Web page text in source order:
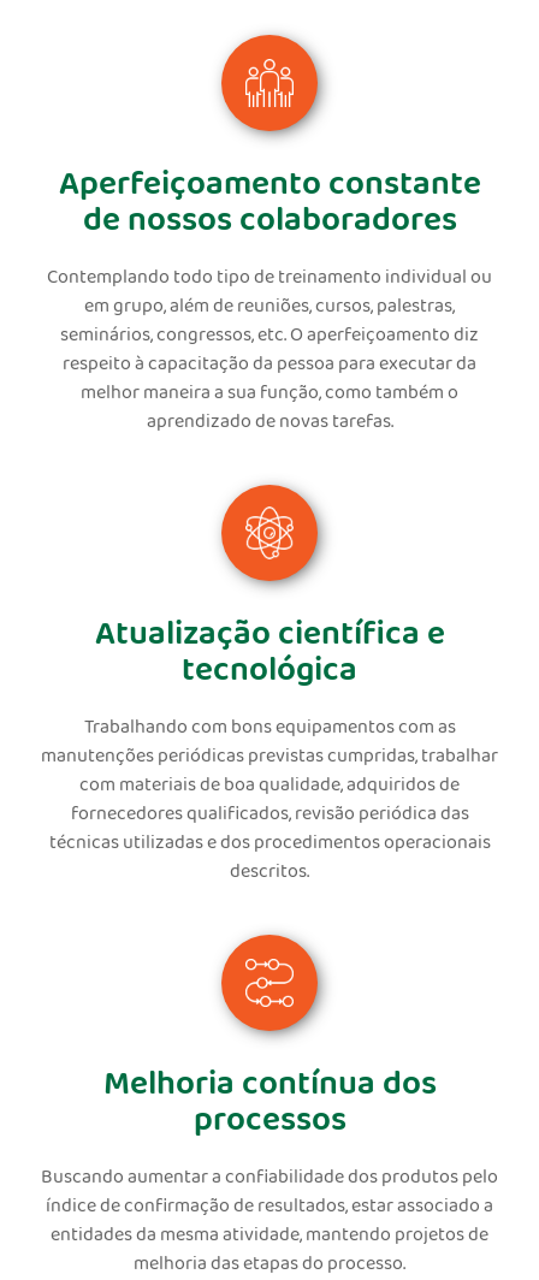
Aperfeiçoamento constante
de nossos colaboradores
Contemplando todo tipo de treinamento individual ou
em grupo, além de reuniões, cursos, palestras,
seminários, congressos, etc. O aperfeiçoamento diz
respeito à capacitação da pessoa para executar da
melhor maneira a sua função, como também o
aprendizado de novas tarefas.
Atualização científica e
tecnológica
Trabalhando com bons equipamentos com as
manutenções periódicas previstas cumpridas, trabalhar
com materiais de boa qualidade, adquiridos de
fornecedores qualificados, revisão periódica das
técnicas utilizadas e dos procedimentos operacionais
descritos.
Melhoria contínua dos
processos
Buscando aumentar a confiabilidade dos produtos pelo
índice de confirmação de resultados, estar associado a
entidades da mesma atividade, mantendo projetos de
melhoria das etapas do processo.